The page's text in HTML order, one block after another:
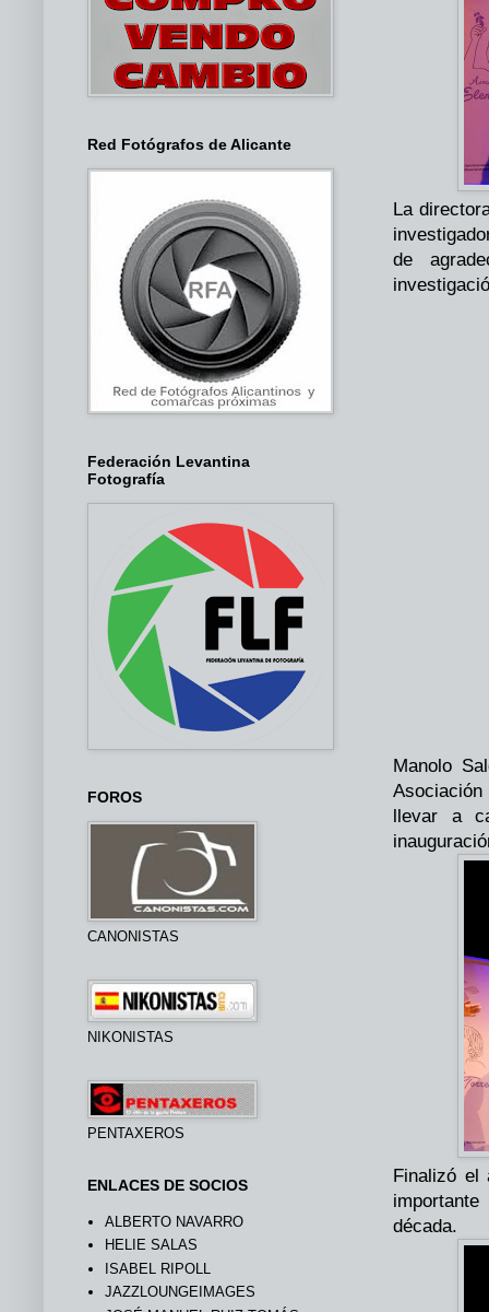
La
de
Manolo
llevar a
Finalizó el
década.
Red Fotógrafos de Alicante
Federación Levantina
Fotografía
FOROS
CANONISTAS
NIKONISTAS
PENTAXEROS
ENLACES DE SOCIOS
ALBERTO NAVARRO
HELIE SALAS
ISABEL RIPOLL
JAZZLOUNGEIMAGES